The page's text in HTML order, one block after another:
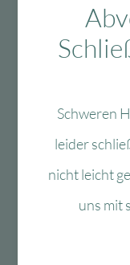
Schweren
leider
nicht leicht
uns mit